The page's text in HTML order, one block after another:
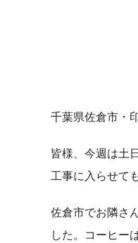
千葉県佐倉市・
皆様、今週は土
工事に入らせて
佐倉市でお隣さ
した。コーヒー